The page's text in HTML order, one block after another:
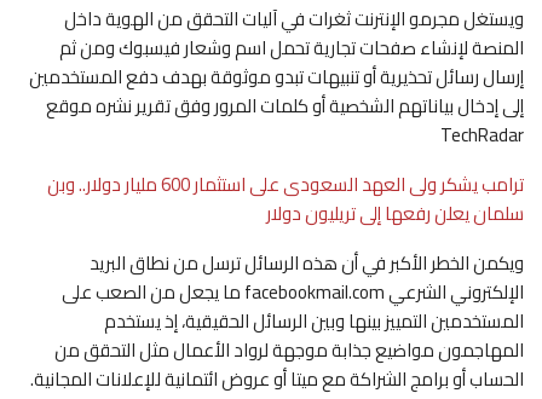
ويستغل مجرمو الإنترنت ثغرات في آليات التحقق من الهوية داخل
المنصة لإنشاء صفحات تجارية تحمل اسم وشعار فيسبوك ومن ثم
إرسال رسائل تحذيرية أو تنبيهات تبدو موثوقة بهدف دفع المستخدمين
إلى إدخال بياناتهم الشخصية أو كلمات المرور وفق تقرير نشره موقع
TechRadar
ترامب يشكر ولى العهد السعودى على استثمار 600 مليار دولار.. وبن
سلمان يعلن رفعها إلى تريليون دولار
ويكمن الخطر الأكبر في أن هذه الرسائل ترسل من نطاق البريد
الإلكتروني الشرعي facebookmail.com ما يجعل من الصعب على
المستخدمين التمييز بينها وبين الرسائل الحقيقية، إذ يستخدم
المهاجمون مواضيع جذابة موجهة لرواد الأعمال مثل التحقق من
الحساب أو برامج الشراكة مع ميتا أو عروض ائتمانية للإعلانات المجانية.